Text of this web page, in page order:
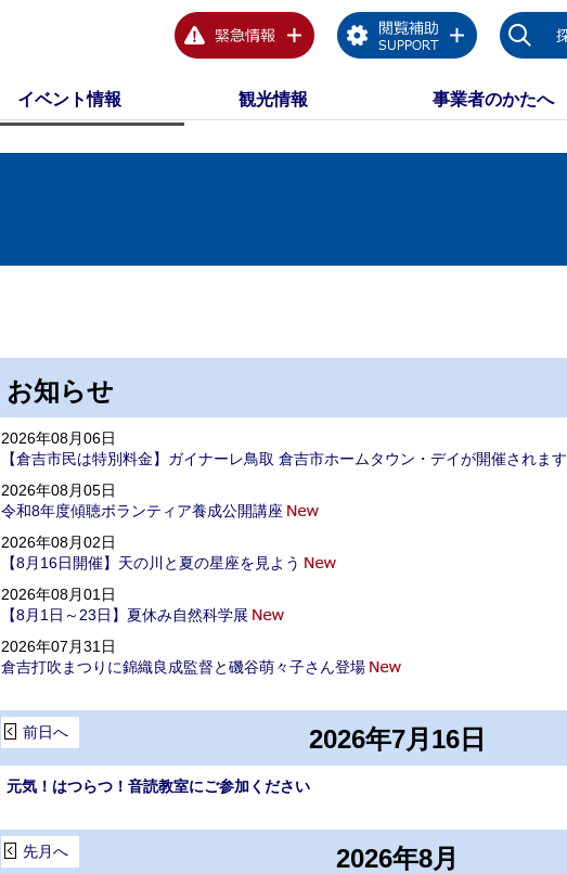
イベント情報 観光情報 事業者のかたへ
お知らせ
2026年08月06日
【倉吉市民は特別料金】ガイナーレ鳥取 倉吉市ホームタウン・デイが開催されます
2026年08月05日
令和8年度傾聴ボランティア養成公開講座
2026年08月02日
【8月16日開催】天の川と夏の星座を見よう
2026年08月01日
【8月1日～23日】夏休み自然科学展
2026年07月31日
倉吉打吹まつりに錦織良成監督と磯谷萌々子さん登場
2026年7月16日
前日へ
元気！はつらつ！音読教室にご参加ください
2026年8月
先月へ